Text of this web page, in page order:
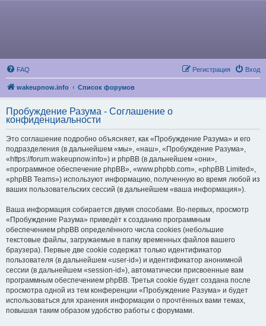
FAQ Вход
Регистрация
wakeupnow.info Список форумов
Пробуждение Разума - Соглашение о
конфиденциальности
Это соглашение подробно объясняет, как «Пробуждение Разума» и его
подразделения (в дальнейшем «мы», «наш», «Пробуждение Разума»,
«https://forum.wakeupnow.info») и phpBB (в дальнейшем «они»,
«программное обеспечение phpBB», «www.phpbb.com», «phpBB Limited»,
«phpBB Teams») используют информацию, полученную во время любой из
ваших пользовательских сессий (в дальнейшем «ваша информация»).
Ваша информация собирается двумя способами. Во-первых, просмотр
«Пробуждение Разума» приведёт к созданию программным
обеспечением phpBB определённого числа cookies (небольшие
текстовые файлы, загружаемые в папку временных файлов вашего
браузера). Первые две cookie содержат только идентификатор
пользователя (в дальнейшем «user-id») и идентификатор анонимной
сессии (в дальнейшем «session-id»), автоматически присвоенные вам
программным обеспечением phpBB. Третья cookie будет создана после
просмотра одной из тем конференции «Пробуждение Разума» и будет
использоваться для хранения информации о прочтённых вами темах,
повышая таким образом удобство работы с форумами.